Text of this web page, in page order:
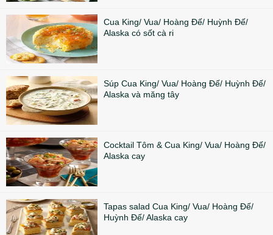
Cua King/ Vua/ Hoàng Đế/ Huỳnh Đế/
Alaska có sốt cà ri
Súp Cua King/ Vua/ Hoàng Đế/ Huỳnh Đế/
Alaska và măng tây
Cocktail Tôm & Cua King/ Vua/ Hoàng Đế/
Alaska cay
Tapas salad Cua King/ Vua/ Hoàng Đế/
Huỳnh Đế/ Alaska cay